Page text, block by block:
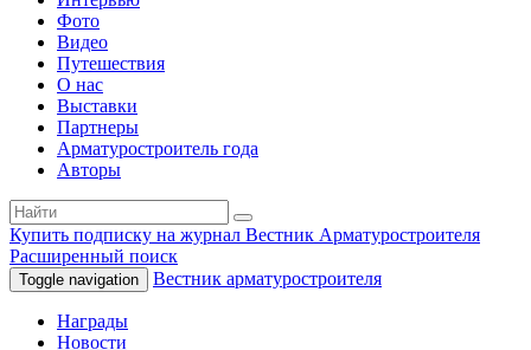
Фото
Видео
Путешествия
О нас
Выставки
Партнеры
Арматуростроитель года
Авторы
Купить подписку на журнал Вестник Арматуростроителя
Расширенный поиск
Toggle navigation Вестник арматуростроителя
Награды
Новости